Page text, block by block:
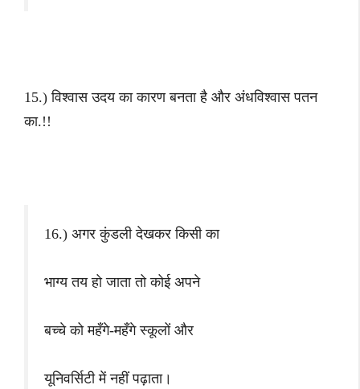
15.) विश्वास उदय का कारण बनता है और अंधविश्वास पतन
का.!!
16.) अगर कुंडली देखकर किसी का
भाग्य तय हो जाता तो कोई अपने
बच्चे को महँगे-महँगे स्कूलों और
यूनिवर्सिटी में नहीं पढ़ाता।